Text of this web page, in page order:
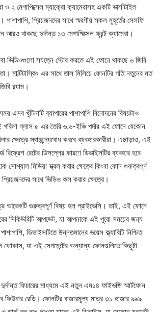
ও ২ মেগাপিক্সেল ম্যাক্রো ক্যামেরাসহ একটি ভার্সাটাইল
প্রিয়জনদের সাথে স্মরণীয় সকল মুহূর্তের সেলফি
থাকছে দুর্দান্ত ১৩ মেগাপিক্সেল ফ্রন্ট ক্যামেরা।
ভিডিওগুলো সযত্নে স্টোর করতে এই ফোনে থাকছে ৬ জিবি
মাল্টিটাস্কিং এর সাথে তাল মিলিয়ে ফোনটির গতি নতুনের মত
র‍্যাম।
এসব খুঁটিনাটি ব্যাপারের পাশাপাশি বিনোদনের বিষয়টাও
গ্লাস ৫ এর তৈরি ৬.৬-ইঞ্চি পর্দার এই ফোনে যেকোন
ক্ষেত্রে স্বাচ্ছন্দ্যবোধ করবে ব্যবহারকারীরা। এছাড়াও, এই
রেটের ডিসপ্লের কারণে ডিভাইসটির ব্যবহার হবে
মিডিয়া স্ক্রল করার ক্ষেত্রে কিংবা কোন গুরুত্বপূর্ণ
সাথে ভিডিও কল করার ক্ষেত্রে।
আরেকটি গুরুত্বপূর্ণ বিষয় হল প্রাইভেসি। তাই, এই ফোনে
সিকিউরিটি আপডেট, যা আপনাকে এই পুরো সময়ের জন্য
ডিভাইসটিতে উন্নতমানের ভয়েস ক্ল্যারিটি নিশ্চিত
যা এই সেগমেন্টের অন্যান্য ফোনগুলিতে কিছুটা
ফিচারের মাধ্যমে এই নতুন এম১৪ ফাইভজি স্মার্টফোন
ফিউচার রেডি। ফোনটির বাজারমূল্য মাত্র ৩১ হাজার ৯৯৯